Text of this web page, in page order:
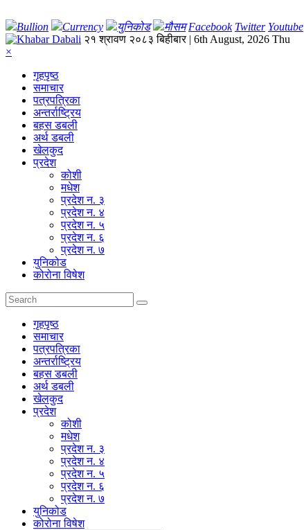
Bullion Currency युनिकोड मौसम Facebook Twitter Youtube
२१ श्रावण २०८३ बिहीबार | 6th August, 2026 Thu
×
गृहपृष्‍ठ
समाचार
पत्रपत्रिका
अन्तर्राष्ट्रिय
बहस डबली
अर्थ डबली
खेलकुद
प्रदेश
कोशी
मधेश
प्रदेश न. ३
प्रदेश न. ४
प्रदेश न. ५
प्रदेश न. ६
प्रदेश न. ७
युनिकोड
कोरोना विषेश
गृहपृष्‍ठ
समाचार
पत्रपत्रिका
अन्तर्राष्ट्रिय
बहस डबली
अर्थ डबली
खेलकुद
प्रदेश
कोशी
मधेश
प्रदेश न. ३
प्रदेश न. ४
प्रदेश न. ५
प्रदेश न. ६
प्रदेश न. ७
युनिकोड
कोरोना विषेश